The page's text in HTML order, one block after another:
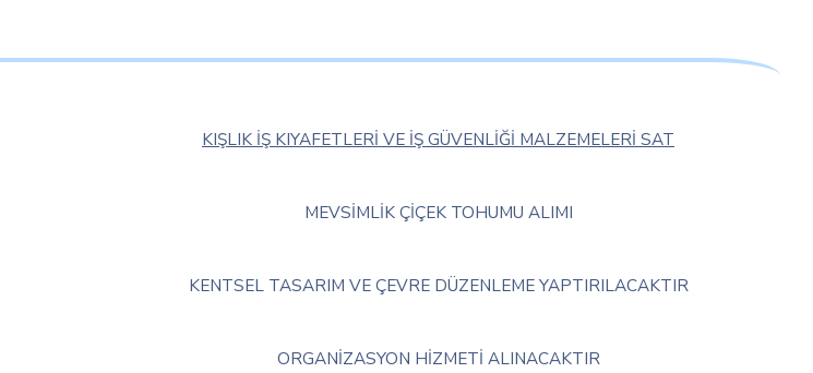
KIŞLIK İŞ KIYAFETLERİ VE İŞ GÜVENLİĞİ MALZEMELERİ SAT
MEVSİMLİK ÇİÇEK TOHUMU ALIMI
KENTSEL TASARIM VE ÇEVRE DÜZENLEME YAPTIRILACAKTIR
ORGANİZASYON HİZMETİ ALINACAKTIR